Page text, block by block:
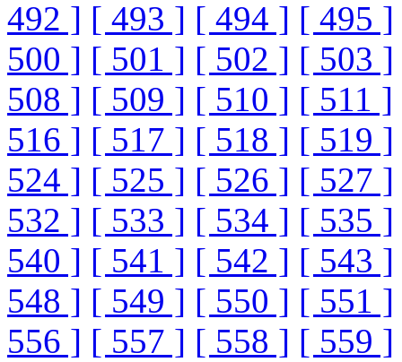
492 ] [ 493 ] [ 494 ] [ 495 ]
500 ] [ 501 ] [ 502 ] [ 503 ]
508 ] [ 509 ] [ 510 ] [ 511 ]
516 ] [ 517 ] [ 518 ] [ 519 ]
524 ] [ 525 ] [ 526 ] [ 527 ]
532 ] [ 533 ] [ 534 ] [ 535 ]
540 ] [ 541 ] [ 542 ] [ 543 ]
548 ] [ 549 ] [ 550 ] [ 551 ]
556 ] [ 557 ] [ 558 ] [ 559 ]